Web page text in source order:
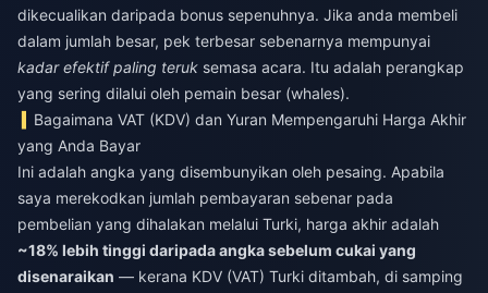
dikecualikan daripada bonus sepenuhnya. Jika anda membeli
dalam jumlah besar, pek terbesar sebenarnya mempunyai
kadar efektif paling teruk semasa acara. Itu adalah perangkap
yang sering dilalui oleh pemain besar (whales).
Bagaimana VAT (KDV) dan Yuran Mempengaruhi Harga Akhir
yang Anda Bayar
Ini adalah angka yang disembunyikan oleh pesaing. Apabila
saya merekodkan jumlah pembayaran sebenar pada
pembelian yang dihalakan melalui Turki, harga akhir adalah
~18% lebih tinggi daripada angka sebelum cukai yang
disenaraikan — kerana KDV (VAT) Turki ditambah, di samping